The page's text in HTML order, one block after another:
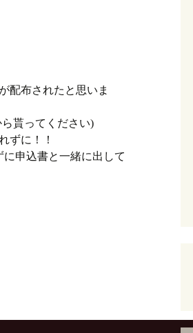
配布されたと思いま
貰ってください)
ずに！！
申込書と一緒に出して